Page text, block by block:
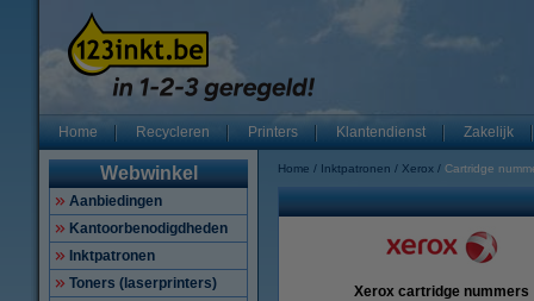
Home Recycleren Printers Klantendienst Zakelijk
Webwinkel
Aanbiedingen
Kantoorbenodigdheden
Inktpatronen
Toners (laserprinters)
Home Inktpatronen Xerox Cartridge
Xerox cartridge nummers